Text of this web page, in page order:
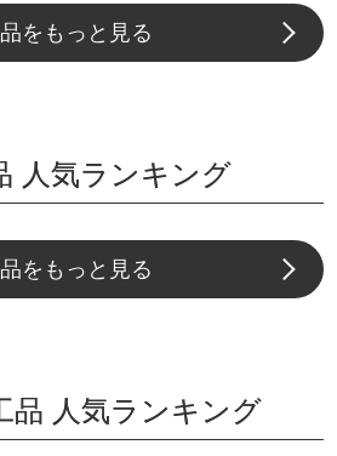
をもっと見る
人気ランキング
をもっと見る
品 人気ランキング